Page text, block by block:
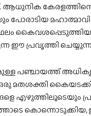
പോരാടിയ
ഈ പ്രവൃത്തി
പഞ്ചായത്ത്
ഒരു മതശക്തി
എഴുത്തിലൂടെയും
കൊന്നൊടുക്കിയ,